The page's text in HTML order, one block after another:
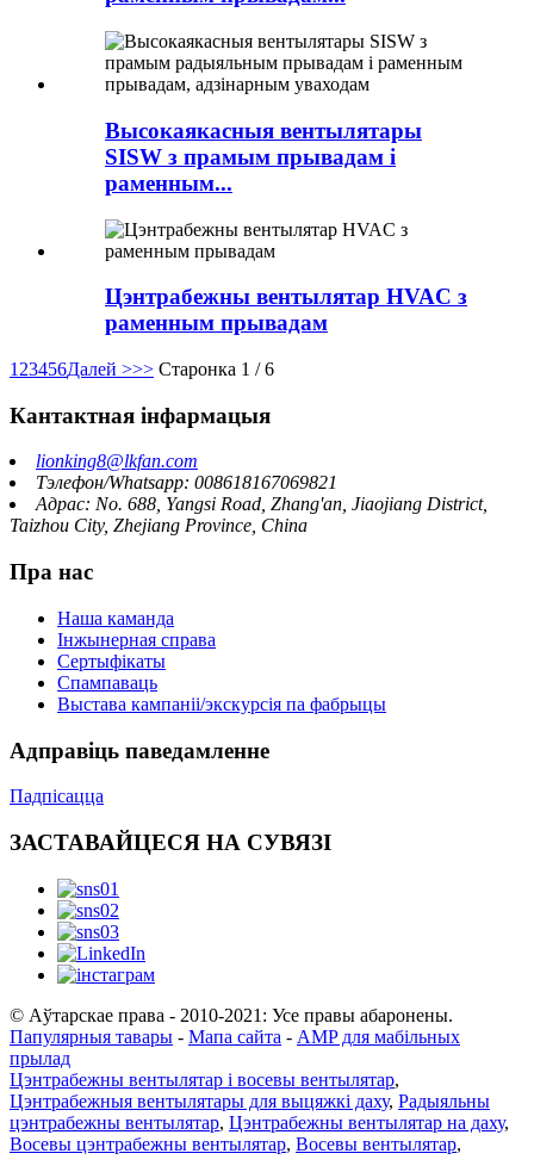
Высокаякасныя вентылятары
SISW з прамым прывадам і
раменным...
Цэнтрабежны вентылятар HVAC з
раменным прывадам
1 23456Далей >>> Старонка 1 / 6
Кантактная інфармацыя
lionking8@lkfan.com
Тэлефон/Whatsapp: 008618167069821
Адрас: No. 688, Yangsi Road, Zhang'an, Jiaojiang District,
Taizhou City, Zhejiang Province, China
Пра нас
Наша каманда
Інжынерная справа
Сертыфікаты
Спампаваць
Выстава кампаніі/экскурсія па фабрыцы
Адправіць паведамленне
Падпісацца
ЗАСТАВАЙЦЕСЯ НА СУВЯЗІ
© Аўтарскае права - 2010-2021: Усе правы абаронены.
Папулярныя тавары - Мапа сайта - AMP для мабільных
прылад
Цэнтрабежны вентылятар і восевы вентылятар,
Цэнтрабежныя вентылятары для выцяжкі даху, Радыяльны
цэнтрабежны вентылятар, Цэнтрабежны вентылятар на даху,
Восевы цэнтрабежны вентылятар, Восевы вентылятар,